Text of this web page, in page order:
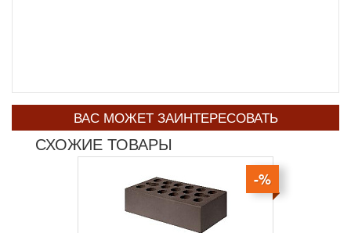
ВАС МОЖЕТ ЗАИНТЕРЕСОВАТЬ
СХОЖИЕ ТОВАРЫ
-%